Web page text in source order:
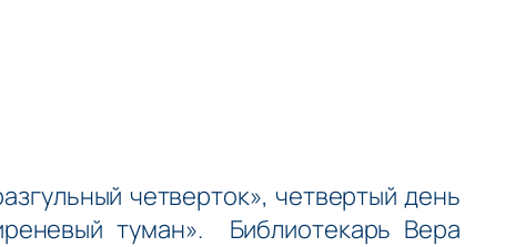
четверток», четвертый день
туман». Библиотекарь Вера